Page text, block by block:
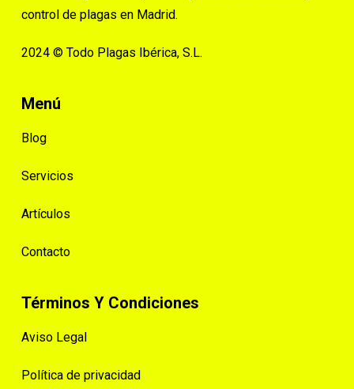
control de plagas en Madrid.
2024 © Todo Plagas Ibérica, S.L.
Menú
Blog
Servicios
Artículos
Contacto
Términos Y Condiciones
Aviso Legal
Política de privacidad